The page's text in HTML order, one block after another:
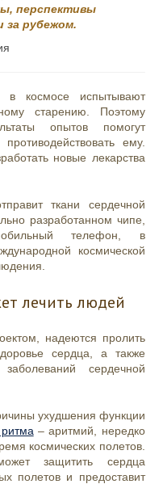
перспективы
за рубежом.
в космосе испытывают
старению. Поэтому
опытов помогут
ему.
новые лекарства
ткани сердечной
разработанном чипе,
телефон, в
космической
лечить людей
надеются пролить
сердца, а также
сердечной
ухудшения функции
– аритмий, нередко
космических полетов.
защитить сердца
полетов и предоставит